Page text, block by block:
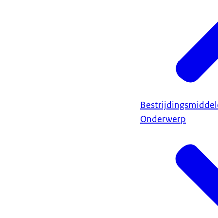
Onderwerp